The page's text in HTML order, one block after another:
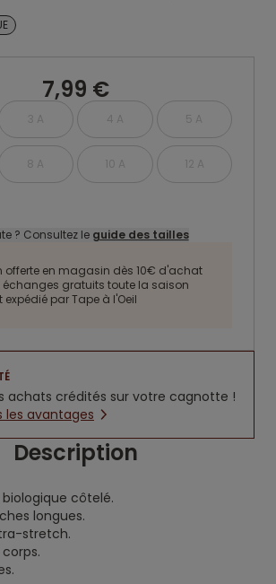
7,99 €
3 A 4 A 5 A
8 A 10 A 12 A
? Consultez le guide des tailles
offerte en magasin dès 10€ d'achat
échanges gratuits toute la saison
expédié par Tape à l'Oeil
achats crédités sur votre cagnotte !
les avantages
Description
côtelé.
longues.
stretch.